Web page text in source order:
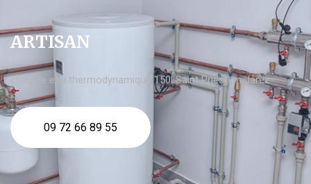
ARTISAN
chauffe eau thermodynamique 150l Saint Priest en Jarez
09 72 66 89 55